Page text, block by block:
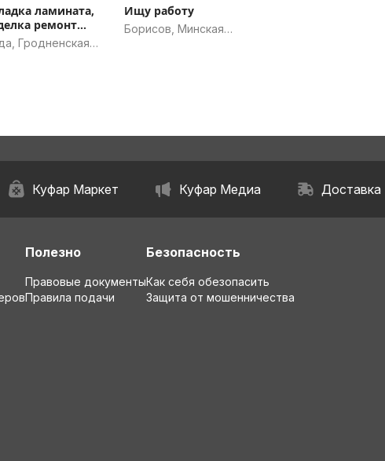
ламината,
ремонт
Гродненская
Ищу работу
Борисов, Минская
Куфар Маркет Куфар Медиа Доставка
Полезно
Правовые документы
Правила подачи
Безопасность
Как себя обезопасить
Защита от мошенничества